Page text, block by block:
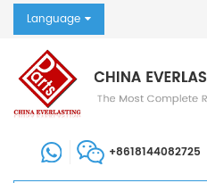
Language
+8618144082725